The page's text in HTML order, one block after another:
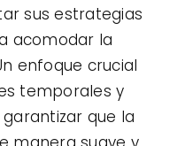
sus estrategias
acomodar la
enfoque crucial
temporales y
que la